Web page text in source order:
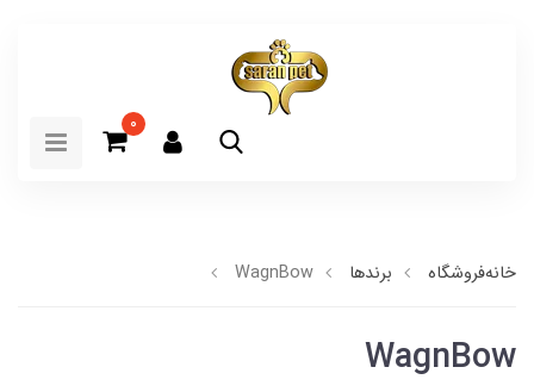
0
خانهفروشگاه برندها WagnBow
WagnBow